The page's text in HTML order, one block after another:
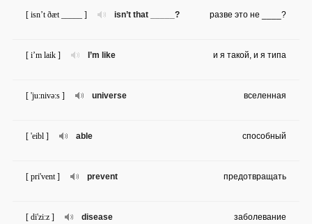
isn’t that _____?
[ isn’t ðæt _____ ] разве это не ____?
I’m like
[ i’m laik ] и я такой, и я типа
universe
[ 'ju:nivə:s ] вселенная
able
[ 'eibl ] способный
prevent
[ pri'vent ] предотвращать
disease
[ di'zi:z ] заболевание